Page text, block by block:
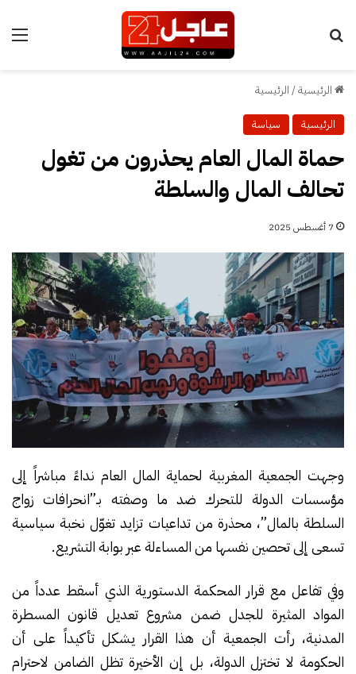
الرئيسية/ الرئيسية
الرئيسية سياسة
حماة المال العام يحذرون من تغول
تحالف المال والسلطة
7 أغسطس 2025
وجهت الجمعية المغربية لحماية المال العام نداءً مباشراً إلى
مؤسسات الدولة للتحرك ضد ما وصفته بـ”انحرافات زواج
السلطة بالمال”، محذرة من تداعيات تزايد تغوّل نخبة سياسية
تسعى إلى تحصين نفسها من المساءلة عبر بوابة التشريع.
وفي تفاعل مع قرار المحكمة الدستورية الذي أسقط عدداً من
المواد المثيرة للجدل ضمن مشروع تعديل قانون المسطرة
المدنية، رأت الجمعية أن هذا القرار يشكل تأكيداً على أن
الحكومة لا تختزل الدولة، بل إن الأخيرة تظل الضامن لاحترام